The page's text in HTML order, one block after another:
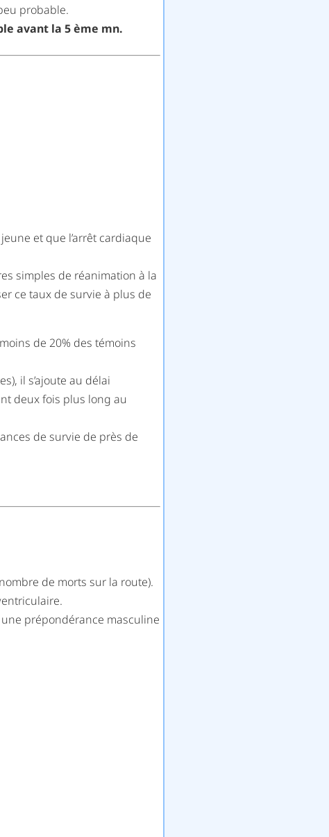
probable.
avant la 5 ème mn.
et que l’arrêt cardiaque
simples de réanimation à la
ce taux de survie à plus de
de 20% des témoins
il s’ajoute au délai
deux fois plus long au
de survie de près de
de morts sur la route).
une prépondérance masculine